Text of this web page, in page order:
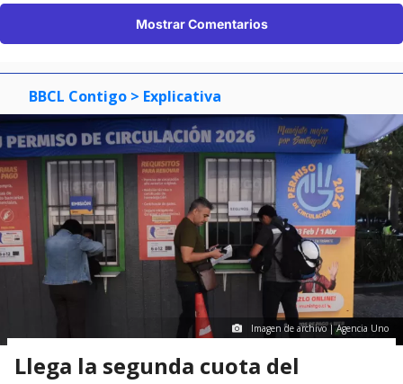
Mostrar Comentarios
BBCL Contigo > Explicativa
Imagen de archivo | Agencia Uno
Llega la segunda cuota del